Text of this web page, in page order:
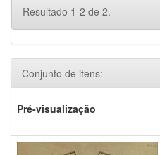
Resultado 1-2 de 2.
Conjunto de itens:
Pré-visualização